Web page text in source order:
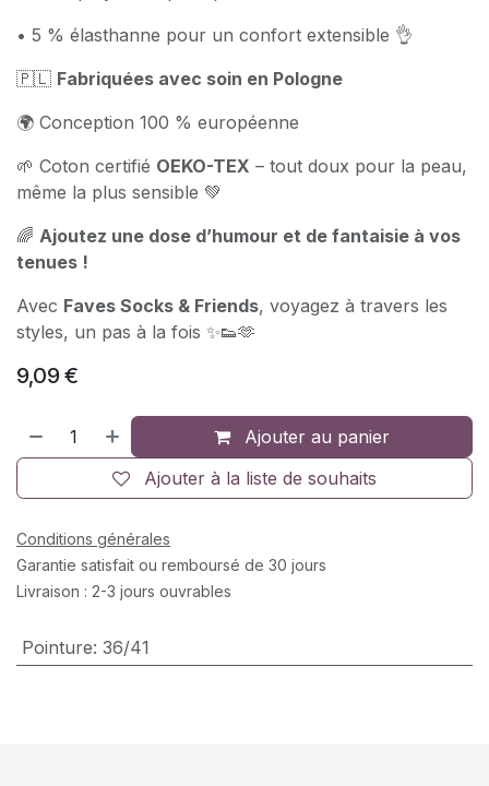
• 5 % élasthanne pour un confort extensible 👌
🇵🇱 Fabriquées avec soin en Pologne
🌍 Conception 100 % européenne
🌱 Coton certifié OEKO-TEX – tout doux pour la peau,
même la plus sensible 💚
🌈 Ajoutez une dose d’humour et de fantaisie à vos
tenues !
Avec Faves Socks & Friends, voyagez à travers les
styles, un pas à la fois ✨👟🫶
9,09€
Ajouter au panier
Ajouter à la liste de souhaits
Conditions générales
Garantie satisfait ou remboursé de 30 jours
Livraison : 2-3 jours ouvrables
Pointure: 36/41